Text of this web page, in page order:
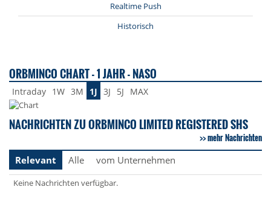
Realtime Push
Historisch
ORBMINCO CHART - 1 JAHR - NASO
Intraday 1W 3M 1J 3J 5J MAX
NACHRICHTEN ZU ORBMINCO LIMITED REGISTERED SHS
mehr Nachrichten
Relevant
Alle vom Unternehmen
Keine Nachrichten verfügbar.